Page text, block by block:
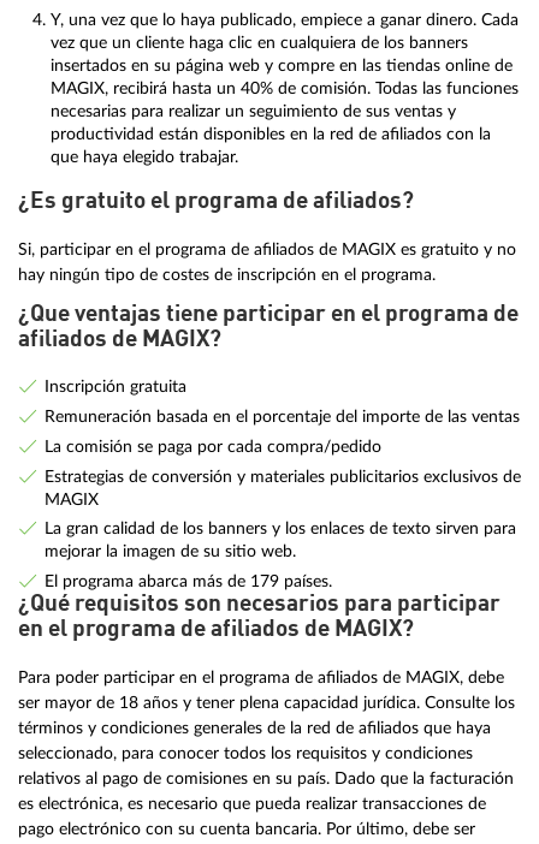
Y, una vez que lo haya publicado, empiece a ganar dinero. Cada
vez que un cliente haga clic en cualquiera de los banners
insertados en su página web y compre en las tiendas online de
MAGIX, recibirá hasta un 40% de comisión. Todas las funciones
necesarias para realizar un seguimiento de sus ventas y
productividad están disponibles en la red de afiliados con la
que haya elegido trabajar.
¿Es gratuito el programa de afiliados?
Si, participar en el programa de afiliados de MAGIX es gratuito y no
hay ningún tipo de costes de inscripción en el programa.
¿Que ventajas tiene participar en el programa de
afiliados de MAGIX?
Inscripción gratuita
Remuneración basada en el porcentaje del importe de las ventas
La comisión se paga por cada compra/pedido
Estrategias de conversión y materiales publicitarios exclusivos de
MAGIX
La gran calidad de los banners y los enlaces de texto sirven para
mejorar la imagen de su sitio web.
El programa abarca más de 179 países.
¿Qué requisitos son necesarios para participar
en el programa de afiliados de MAGIX?
Para poder participar en el programa de afiliados de MAGIX, debe
ser mayor de 18 años y tener plena capacidad jurídica. Consulte los
términos y condiciones generales de la red de afiliados que haya
seleccionado, para conocer todos los requisitos y condiciones
relativos al pago de comisiones en su país. Dado que la facturación
es electrónica, es necesario que pueda realizar transacciones de
pago electrónico con su cuenta bancaria. Por último, debe ser